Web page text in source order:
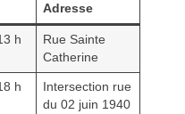
Adresse
h
Rue Sainte
Catherine
h
Intersection rue
du 02 juin 1940